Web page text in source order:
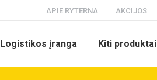
APIE RYTERNA AKCIJOS
Logistikos įranga Kiti produktai